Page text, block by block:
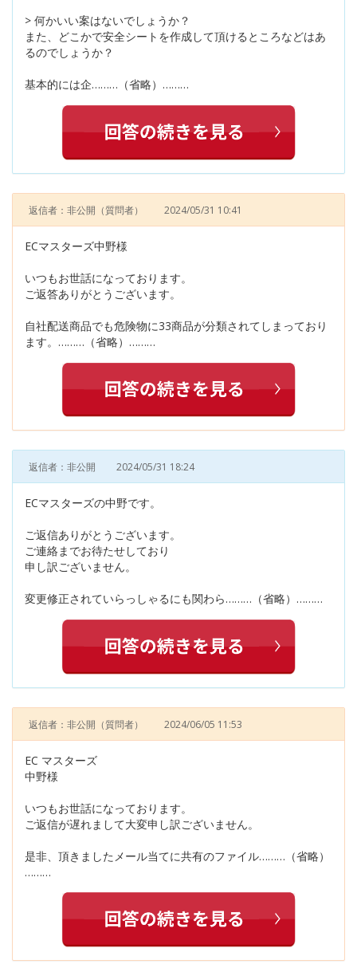
> 何かいい案はないでしょうか？
また、どこかで安全シートを作成して頂けるところなどはあ
るのでしょうか？
基本的には企………（省略）………
返信者：非公開 （質問者） 2024/05/31 10:41
ECマスターズ中野様
いつもお世話になっております。
ご返答ありがとうございます。
自社配送商品でも危険物に33商品が分類されてしまっており
ます。………（省略）………
返信者：非公開 2024/05/31 18:24
ECマスターズの中野です。
ご返信ありがとうございます。
ご連絡までお待たせしており
申し訳ございません。
変更修正されていらっしゃるにも関わら………（省略）………
返信者：非公開 （質問者） 2024/06/05 11:53
EC マスターズ
中野様
いつもお世話になっております。
ご返信が遅れまして大変申し訳ございません。
是非、頂きましたメール当てに共有のファイル………（省略）
………